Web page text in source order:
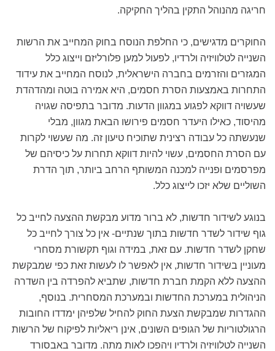
חריגה מהנוהל התקין בהליך החקיקה.
החוקרים מדגישים, כי החלפת הנוסח בחוק המחייב את הרשות
השנייה לטלוויזיה ולרדיו, לפעול למען פלורליזם וייצוג כלל
המגזרים והזרמים בחברה הישראלית, לנוסח המחייב את עידוד
התחרות באמצעות הסרת חסמים, היא אמירה בוטה ומהדהדת
שעשויה דווקא לפגוע במגוון הדעות. מדובר בתפיסה שגויה
מהיסוד, כאילו היעדר חסמים פירושו הבאת מגוון, מבלי
שנעשתה כל עבודה רצינית שתוכיח טיעון זה. מה שעשוי לקרות
עם הסרת החסמים, עשוי להיות דווקא תחרות על כיסיהם של
מפרסמים ופנייה למכנה המשותף הרחב ביותר, תוך הדרת
השוליים שלא יזכו לייצוג כלל.
בנוגע לשידור חדשות, לא ברור מדוע מבקשת ההצעה לחייב כל
גוף שידור לשדר חדשות בתוך שנתיים- אין כל צורך לחייב כל
שחקן לשדר חדשות. עם זאת, במידה וגוף תקשורת מסחרי
מעוניין בשידור חדשות, אין לאפשר לו לעשות זאת כפי שמבקשת
ההצעה ללא הקמת חברת חדשות, שתביא להפרדה בין השדרה
הניהולית במערכת החדשות ובמערכת המסחרית. בנוסף,
ההגדרות שמבקשת הצעת החוק להחיל שלפיהן ימדדו החובות
הרגולטוריות של הגופים השונים, אינן ריאליות לפיקוח של הרשות
השנייה לטלוויזיה ולרדיו ויהפכו לאות מתה. מדובר באבסורד